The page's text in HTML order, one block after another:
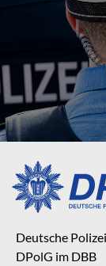
Deutsche
DPolG im DBB